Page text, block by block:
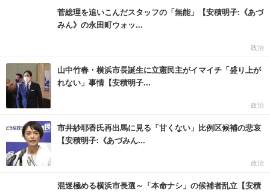
菅総理を追いこんだスタッフの「無能」【安積明子:《あづ
みん》の永田町ウォッ...
政治
山中竹春・横浜市長誕生に立憲民主がイマイチ「盛り上が
れない」事情【安積明子...
政治
市井紗耶香氏再出馬に見る「甘くない」比例区候補の悲哀
【安積明子:《あづみん...
政治
混迷極める横浜市長選～「本命ナシ」の候補者乱立【安積